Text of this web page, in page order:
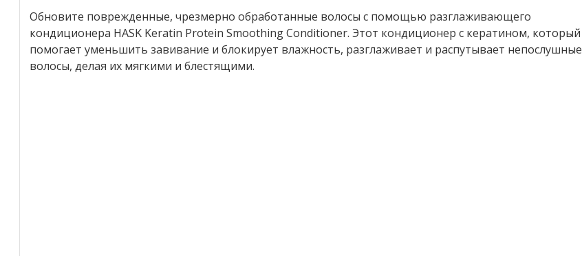
Обновите поврежденные, чрезмерно обработанные волосы с помощью разглаживающего
кондиционера HASK Keratin Protein Smoothing Conditioner. Этот кондиционер с кератином, который
помогает уменьшить завивание и блокирует влажность, разглаживает и распутывает непослушные
волосы, делая их мягкими и блестящими.